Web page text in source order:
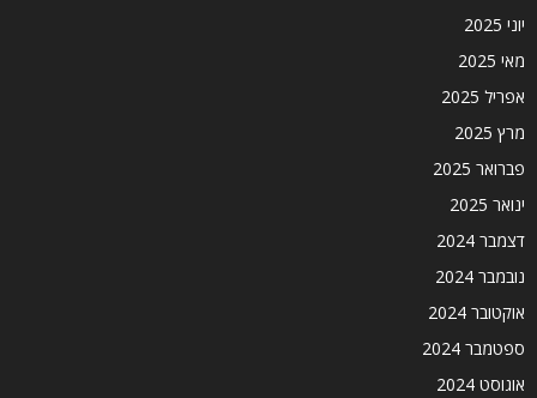
יוני 2025
מאי 2025
אפריל 2025
מרץ 2025
פברואר 2025
ינואר 2025
דצמבר 2024
נובמבר 2024
אוקטובר 2024
ספטמבר 2024
אוגוסט 2024